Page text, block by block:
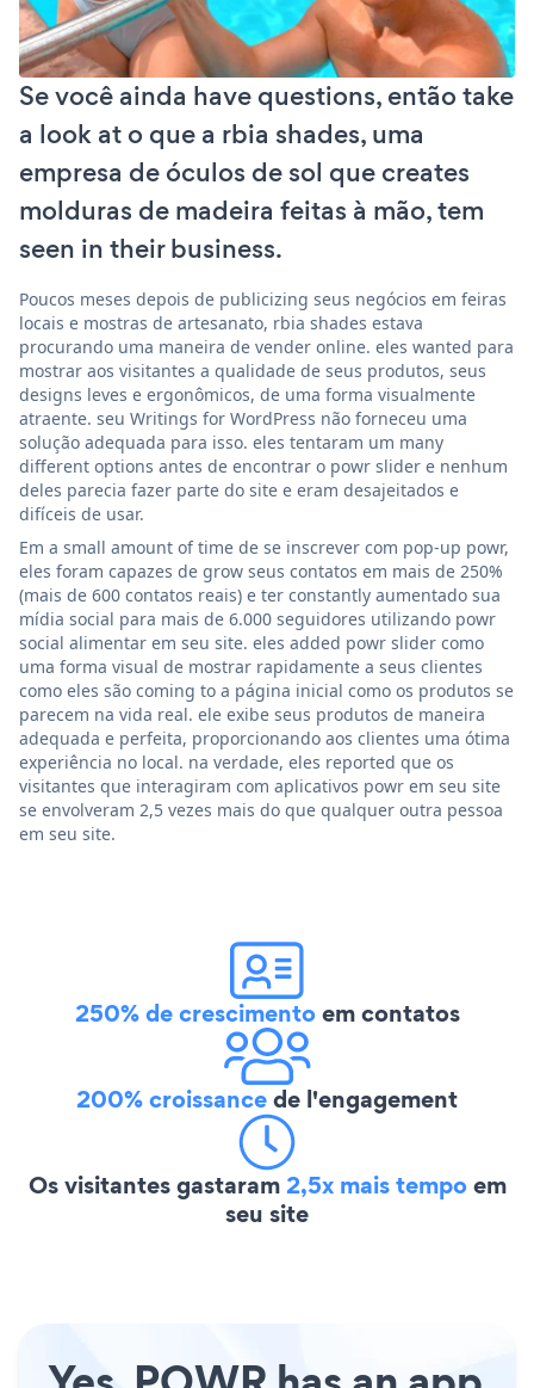
Se você ainda have questions, então take
a look at o que a rbia shades, uma
empresa de óculos de sol que creates
molduras de madeira feitas à mão, tem
seen in their business.
Poucos meses depois de publicizing seus negócios em feiras
locais e mostras de artesanato, rbia shades estava
procurando uma maneira de vender online. eles wanted para
mostrar aos visitantes a qualidade de seus produtos, seus
designs leves e ergonômicos, de uma forma visualmente
atraente. seu Writings for WordPress não forneceu uma
solução adequada para isso. eles tentaram um many
different options antes de encontrar o powr slider e nenhum
deles parecia fazer parte do site e eram desajeitados e
difíceis de usar.
Em a small amount of time de se inscrever com pop-up powr,
eles foram capazes de grow seus contatos em mais de 250%
(mais de 600 contatos reais) e ter constantly aumentado sua
mídia social para mais de 6.000 seguidores utilizando powr
social alimentar em seu site. eles added powr slider como
uma forma visual de mostrar rapidamente a seus clientes
como eles são coming to a página inicial como os produtos se
parecem na vida real. ele exibe seus produtos de maneira
adequada e perfeita, proporcionando aos clientes uma ótima
experiência no local. na verdade, eles reported que os
visitantes que interagiram com aplicativos powr em seu site
se envolveram 2,5 vezes mais do que qualquer outra pessoa
em seu site.
250% de crescimentoem contatos
200% croissancede l'engagement
Os visitantes gastaram2,5x mais tempoem
seu site